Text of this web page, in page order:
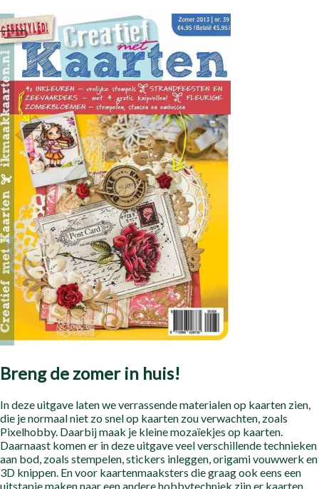
Breng de zomer in huis!
In deze uitgave laten we verrassende materialen op kaarten zien,
die je normaal niet zo snel op kaarten zou verwachten, zoals
Pixelhobby. Daarbij maak je kleine mozaïekjes op kaarten.
Daarnaast komen er in deze uitgave veel verschillende technieken
aan bod, zoals stempelen, stickers inleggen, origami vouwwerk en
3D knippen. En voor kaartenmaaksters die graag ook eens een
uitstapje maken naar een andere hobbytechniek zijn er kaarten